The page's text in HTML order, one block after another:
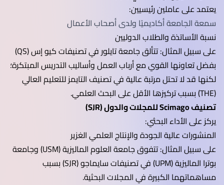
يعتمد على عاملين رئيسيين:
سمعة الجامعة أكاديميًا ولدى أصحاب الأعمال
نسبة الأساتذة والطلاب الدوليين
على سبيل المثال: تتألق جامعة تايلور في تصنيفات كيو إس (QS)
بفضل تعاونها القوي مع أرباب العمل وأساليب التدريس المبتكرة؛
لكنها قد لا تحتل مرتبة عالية في تصنيف التايمز للتعليم العالي
(THE) بسبب تركيزها الأقل على البحث العلمي.
تصنيف Scimago للمجلات والدول (SJR)
يركز على الأداء البحثي:
المنشورات عالية الجودة والإنتاج العلمي الغزير
على سبيل المثال: تتفوق جامعة العلوم الماليزية (USM) وجامعة
بوترا الماليزية (UPM) في تصنيفات سايماجو (SJR) بسبب
مساهماتهما الكبيرة في المجلات البحثية.